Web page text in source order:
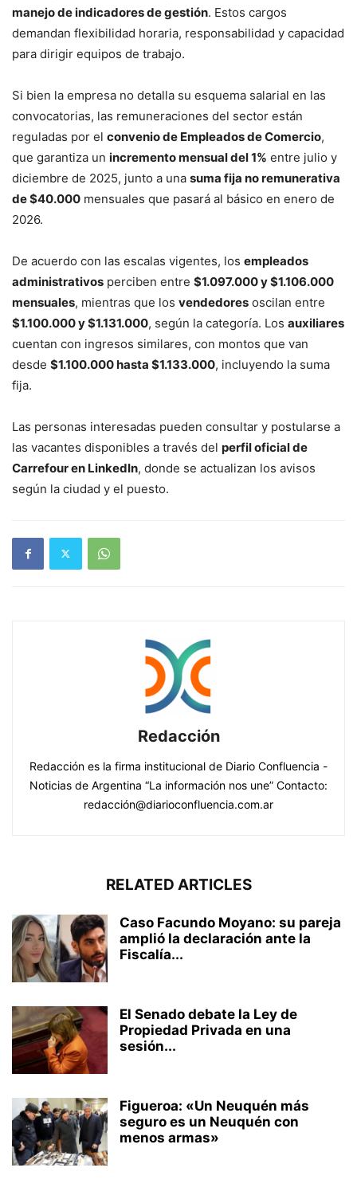
manejo de indicadores de gestión. Estos cargos
demandan flexibilidad horaria, responsabilidad y capacidad
para dirigir equipos de trabajo.
Si bien la empresa no detalla su esquema salarial en las
convocatorias, las remuneraciones del sector están
reguladas por el convenio de Empleados de Comercio,
que garantiza un incremento mensual del 1% entre julio y
diciembre de 2025, junto a una suma fija no remunerativa
de $40.000 mensuales que pasará al básico en enero de
2026.
De acuerdo con las escalas vigentes, los empleados
administrativos perciben entre $1.097.000 y $1.106.000
mensuales, mientras que los vendedores oscilan entre
$1.100.000 y $1.131.000, según la categoría. Los auxiliares
cuentan con ingresos similares, con montos que van
desde $1.100.000 hasta $1.133.000, incluyendo la suma
fija.
Las personas interesadas pueden consultar y postularse a
las vacantes disponibles a través del perfil oficial de
Carrefour en LinkedIn, donde se actualizan los avisos
según la ciudad y el puesto.
Redacción
Redacción es la firma institucional de Diario Confluencia -
Noticias de Argentina “La información nos une” Contacto:
redacción@diarioconfluencia.com.ar
RELATED ARTICLES
Caso Facundo Moyano: su pareja
amplió la declaración ante la
Fiscalía...
El Senado debate la Ley de
Propiedad Privada en una
sesión...
Figueroa: «Un Neuquén más
seguro es un Neuquén con
menos armas»